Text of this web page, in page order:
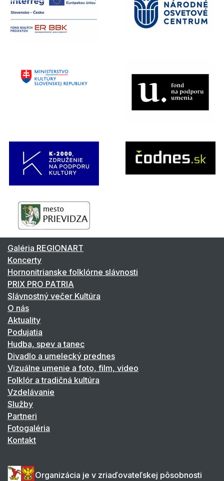
Galéria REGIONART
Koncerty
Hornonitrianske folklórne slávnosti
PRIX PRO PATRIA
Slávnostný večer Kultúra
O nás
Aktuality
Podujatia
Hudba, spev a tanec
Divadlo a umelecký prednes
Vizuálne umenie a foto, film, video
Folklór a tradičná kultúra
Vzdelávanie
Služby
Partneri
Fotogaléria
Kontakt
Organizácia je v zriaďovateľskej pôsobnosti